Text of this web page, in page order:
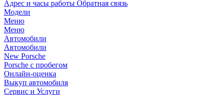
Адрес и часы работы Обратная связь
Модели
Меню
Меню
Автомобили
Автомобили
New Porsche
Porsche с пробегом
Онлайн-оценка
Выкуп автомобиля
Сервис и Услуги